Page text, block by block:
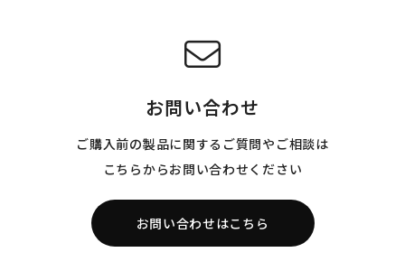
お問い合わせ
ご購入前の製品に関するご質問やご相談は
こちらからお問い合わせください
お問い合わせはこちら